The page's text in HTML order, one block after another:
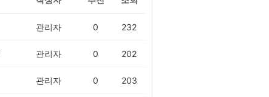
관리자 0 232
관리자 0 202
관리자 0 203